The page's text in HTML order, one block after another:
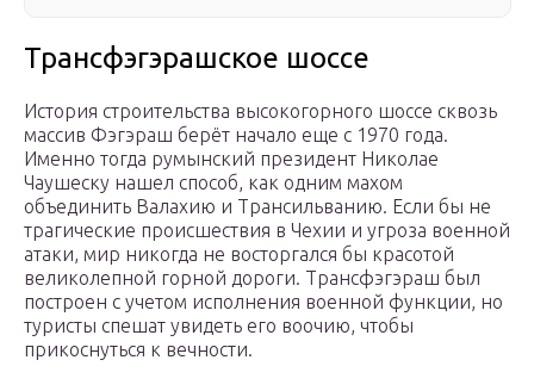
Трансфэгэрашское шоссе
История строительства высокогорного шоссе сквозь
массив Фэгэраш берёт начало еще с 1970 года.
Именно тогда румынский президент Николае
Чаушеску нашел способ, как одним махом
объединить Валахию и Трансильванию. Если бы не
трагические происшествия в Чехии и угроза военной
атаки, мир никогда не восторгался бы красотой
великолепной горной дороги. Трансфэгэраш был
построен с учетом исполнения военной функции, но
туристы спешат увидеть его воочию, чтобы
прикоснуться к вечности.